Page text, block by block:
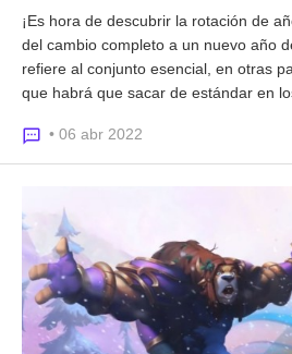
¡Es hora de descubrir la rotación de
del cambio completo a un nuevo año
refiere al conjunto esencial, en otras
que habrá que sacar de estándar en
• 06 abr 2022